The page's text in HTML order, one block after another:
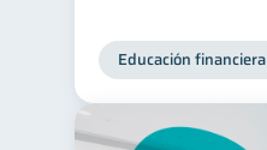
Educación financiera